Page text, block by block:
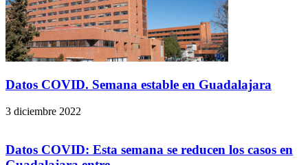
Datos COVID. Semana estable en Guadalajara
3 diciembre 2022
Datos COVID: Esta semana se reducen los casos en